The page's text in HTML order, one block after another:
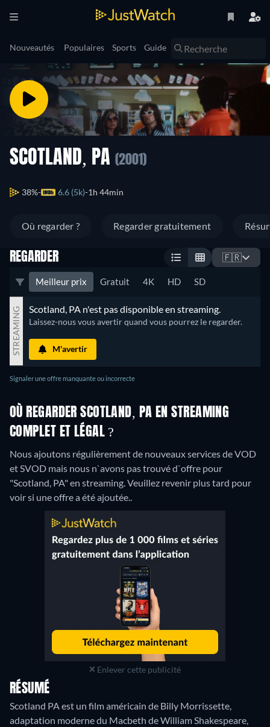
Nouveautés Populaires Sports Guide
SCOTLAND, PA (2001)
38% 6.6 (5k) 1h 44min
Où regarder ? Regarder gratuitement
REGARDER 🇫🇷
Meilleur prix Gratuit 4K HD SD
STREAMING Scotland, PA n'est pas disponible en streaming.
Laissez-nous vous avertir quand vous pourrez le regarder.
M'avertir
Signaler une offre manquante ou incorrecte
OÙ REGARDER SCOTLAND, PA EN STREAMING
COMPLET ET LÉGAL ?
Nous ajoutons régulièrement de nouveaux services de VOD
et SVOD mais nous n`avons pas trouvé d`offre pour
"Scotland, PA" en streaming. Veuillez revenir plus tard pour
voir si une offre a été ajoutée..
Enlever cette publicité
RÉSUMÉ
Scotland PA est un film américain de Billy Morrissette,
adaptation moderne du Macbeth de William Shakespeare,